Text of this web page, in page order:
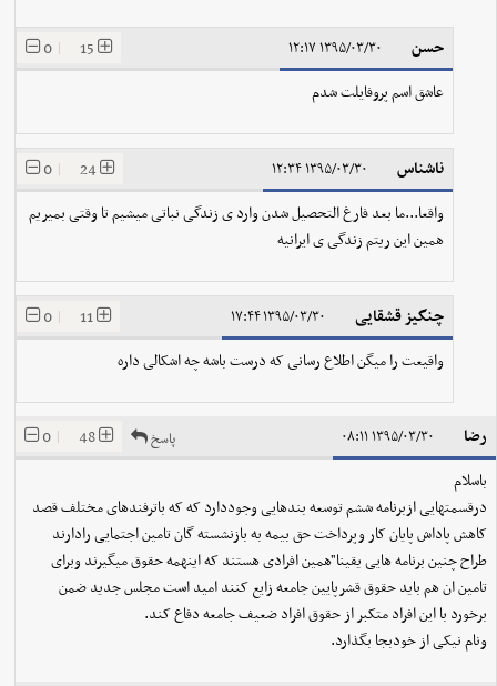
حسن ۱۳۹۵/۰۳/۳۰ ۱۲:۱۷ 15
|
0
عاشق اسم پروفایلت شدم
ناشناس ۱۳۹۵/۰۳/۳۰ ۱۲:۳۴ 24
|
0
واقعا...ما بعد فارغ التحصیل شدن وارد ی زندگی نباتی میشیم تا وقتی بمیریم
همین این ریتم زندگی ی ایرانیه
چنگیز قشقایی ۱۳۹۵/۰۳/۳۰ ۱۷:۴۴ 11
|
0
واقیعت را میگن اطلاع رسانی که درست باشه چه اشکالی داره
رضا ۱۳۹۵/۰۳/۳۰ ۰۸:۱۱ 48
|
0 پاسخ
باسلام
درقسمتهایی ازبرنامه ششم توسعه بندهایی وجوددارد که که باترفندهای مختلف قصد
کاهش پاداش پایان کار وپرداخت حق بیمه به بازنشسته گان تامین اجتمایی رادارند
طراح چنین برنامه هایی یقینا"همین افرادی هستند که اینهمه حقوق میگیرند وبرای
تامین ان هم باید حقوق قشرپایین جامعه زایع کنند امید است مجلس جدید ضمن
برخورد با این افراد متکبر از حقوق افراد ضعیف جامعه دفاع کند.
ونام نیکی از خودبجا بگذارد.